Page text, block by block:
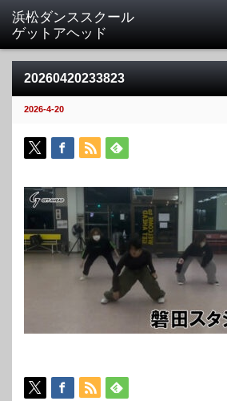
20260420233823
2026-4-20